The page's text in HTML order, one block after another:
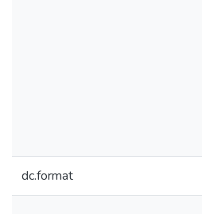
dc.format